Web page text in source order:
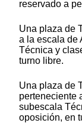
reservado a
Una plaza de
a la escala de
Técnica y
turno libre.
Una plaza de
perteneciente
subescala
oposición, en